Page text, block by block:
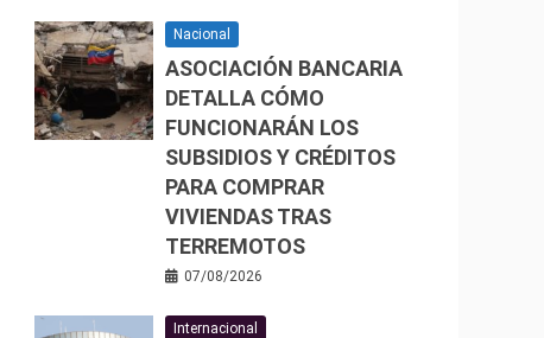
Nacional
ASOCIACIÓN BANCARIA
DETALLA CÓMO
FUNCIONARÁN LOS
SUBSIDIOS Y CRÉDITOS
PARA COMPRAR
VIVIENDAS TRAS
TERREMOTOS
07/08/2026
Internacional